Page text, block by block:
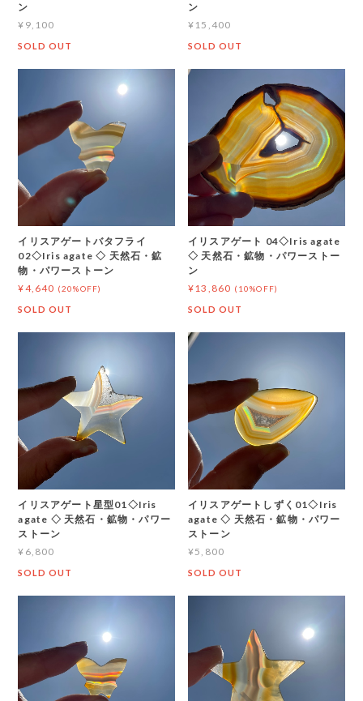
ン
¥9,100
SOLD OUT
ン
¥15,400
SOLD OUT
イリスアゲートバタフライ
02◇Iris agate ◇ 天然石・鉱
物・パワーストーン
¥4,640 (20%OFF)
SOLD OUT
イリスアゲート 04◇Iris agate
◇ 天然石・鉱物・パワーストー
ン
¥13,860 (10%OFF)
SOLD OUT
イリスアゲート星型01◇Iris
agate ◇ 天然石・鉱物・パワー
ストーン
¥6,800
SOLD OUT
イリスアゲートしずく01◇Iris
agate ◇ 天然石・鉱物・パワー
ストーン
¥5,800
SOLD OUT